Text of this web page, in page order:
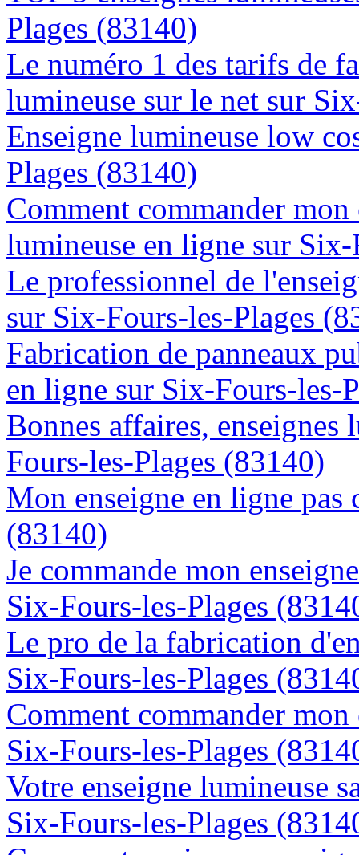
Plages (83140)
Le numéro 1 des tarifs de
lumineuse sur le net sur
Enseigne lumineuse low
Plages (83140)
Comment commander
lumineuse en ligne sur
Le professionnel de
sur Six-Fours-les-Plages
Fabrication de panneaux
en ligne sur Six-Fours-les-
Bonnes affaires,
Fours-les-Plages (83140)
Mon enseigne en ligne pas
(83140)
Je commande mon
Six-Fours-les-Plages
Le pro de la fabrication
Six-Fours-les-Plages
Comment commander
Six-Fours-les-Plages
Votre enseigne lumineuse
Six-Fours-les-Plages